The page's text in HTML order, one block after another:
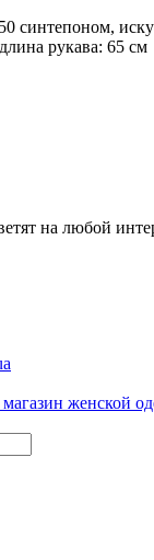
синтепоном,
рукава: 65 см
на любой
женской